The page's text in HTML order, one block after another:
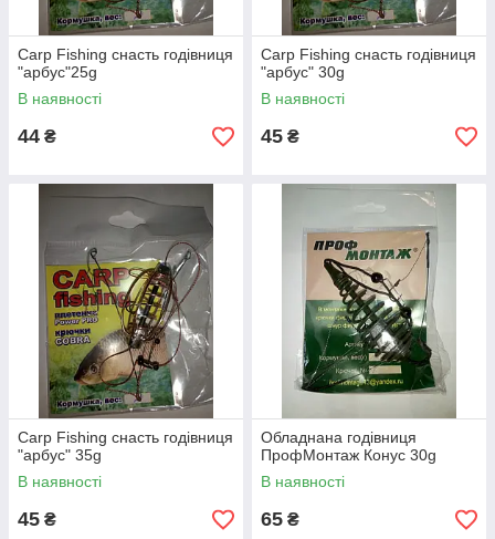
Carp Fishing снасть годівниця
"арбус"25g
В наявності
44 ₴
Carp Fishing снасть годівниця
"арбус" 30g
В наявності
45 ₴
Carp Fishing снасть годівниця
"арбус" 35g
В наявності
45 ₴
Обладнана годівниця
ПрофМонтаж Конус 30g
В наявності
65 ₴